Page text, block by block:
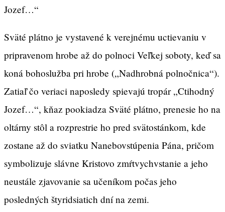
Jozef…“
Sväté plátno je vystavené k verejnému uctievaniu v
pripravenom hrobe až do polnoci Veľkej soboty, keď sa
koná bohoslužba pri hrobe („Nadhrobná polnočnica“).
Zatiaľ čo veriaci naposledy spievajú tropár „Ctihodný
Jozef…“, kňaz pookiadza Sväté plátno, prenesie ho na
oltárny stôl a rozprestrie ho pred svätostánkom, kde
zostane až do sviatku Nanebovstúpenia Pána, pričom
symbolizuje slávne Kristovo zmŕtvychvstanie a jeho
neustále zjavovanie sa učeníkom počas jeho
posledných štyridsiatich dní na zemi.